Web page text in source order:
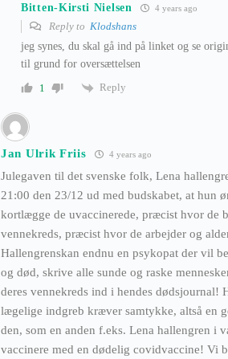
Bitten-Kirsti Nielsen 4 years ago
Reply to Klodshans
jeg synes, du skal gå ind på linket og se
til grund for oversættelsen
1
Reply
Jan Ulrik Friis 4 years ago
Julegaven til det svenske folk, Lena
21:00 den 23/12 ud med budskabet, at hun
kortlægge de uvaccinerede, præcist hvor de
vennekreds, præcist hvor de arbejder og
Hallengrenskan endnu en psykopat der vil
og død, skrive alle sunde og raske
deres vennekreds ind i hendes dødsjournal!
lægelige indgreb kræver samtykke, altså en
den, som en anden f.eks. Lena hallengren i
vaccinere med en dødelig covidvaccine! Vi